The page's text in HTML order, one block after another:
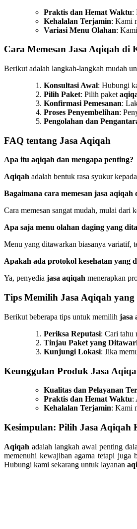
Praktis dan Hemat Waktu:
Kehalalan Terjamin: Kami
Variasi Menu Olahan:
Cara Memesan Jasa Aqiqah di
Berikut adalah langkah-langkah mudah
Konsultasi Awal: Hubungi
Pilih Paket: Pilih paket
Konfirmasi Pemesanan:
Proses Penyembelihan:
Pengolahan dan
FAQ tentang Jasa Aqiqah
Apa itu aqiqah dan mengapa penting?
Aqiqah adalah bentuk rasa syukur
Bagaimana cara memesan jasa aqiqah
Cara memesan sangat mudah, mulai dari
Apa saja menu olahan daging yang
Menu yang ditawarkan biasanya variatif,
Apakah ada protokol kesehatan yang
Ya, penyedia jasa aqiqah menerapkan
Tips Memilih Jasa Aqiqah yang
Berikut beberapa tips untuk memilih jasa
Periksa Reputasi: Cari tahu
Tinjau Paket yang
Kunjungi Lokasi: Jika
Keunggulan Produk Jasa
Kualitas dan Pelayanan
Praktis dan Hemat Waktu:
Kehalalan Terjamin: Kami
Kesimpulan: Pilih Jasa Aqiqah
Aqiqah adalah langkah awal penting
memenuhi kewajiban agama tetapi juga
Hubungi kami sekarang untuk layanan